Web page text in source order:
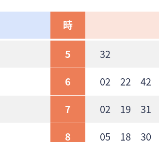
時
5
32
6
02 22 42
7
02 19 31
8
05 18 30